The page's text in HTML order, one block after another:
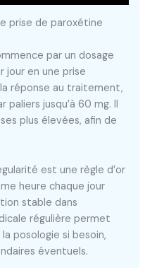
prise de paroxétine
par un dosage
jour en une prise
réponse au traitement,
jusqu’à 60 mg. Il
plus élevées, afin de
est une règle d’or
heure chaque jour
stable dans
régulière permet
posologie si besoin,
éventuels.